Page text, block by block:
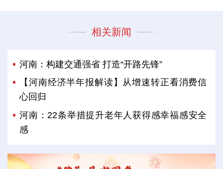
相关新闻
河南：构建交通强省 打造“开路先锋”
【河南经济半年报解读】从增速转正看消费信
心回归
河南：22条举措提升老年人获得感幸福感安全
感